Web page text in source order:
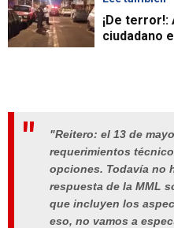
¡De terror!:
ciudadano
"Reitero: el 13 de
requerimientos
opciones. Todavía no
respuesta de la MML
que incluyen los
eso, no vamos a